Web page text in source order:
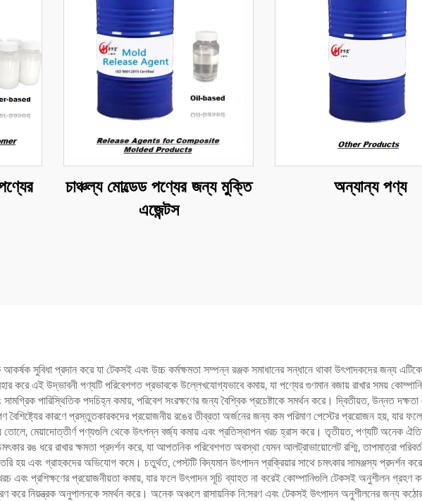
চাঞ্চল্য মোল্ডেড পণ্যের জন্য মুক্তি
এজেন্টস
অন্যান্য পণ্য
সুবিধা প্রদান করে যা টেকসই এবং উচ্চ কর্মক্ষমতা সম্পন্ন রঞ্জক সমাধানের সন্ধানে থাকা উৎপাদকদের জন্য
করে এই উদ্ভাবনী পণ্যটি পরিবেশগত প্রভাবকে উল্লেখযোগ্যভাবে কমায়, যা পণ্যের গুণমান বজায় রাখার সময়
সামগ্রিক পারিস্থিতিক পদচিহ্ন কমায়, পরিবেশ সংরক্ষণের জন্য বৈশ্বিক প্রচেষ্টাকে সমর্থন করে। দ্বিতীয়ত, উন্নত
বৈশিষ্ট্যের কারণে প্রস্তুতকারকদের প্রয়োজনীয় রঙের তীব্রতা অর্জনের জন্য কম পরিমাণ পেস্টের প্রয়োজন হয়,
মেয়াদোত্তীর্ণ পণ্যগুলি থেকে উৎপন্ন বর্জ্য কমায় এবং প্রতিস্থাপন খরচ হ্রাস করে। তৃতীয়ত, পণ্যটি অনেক
রঙ ধরে রাখার ক্ষমতা প্রদর্শন করে, যা আপতনিক পরিবেশগত অবস্থা যেমন আলট্রাভায়োলেট রশ্মি, তাপমাত্রা
হয় এবং গ্রাহকদের অভিযোগ কমে। চতুর্থত, পেস্টটি বিদ্যমান উৎপাদন প্রক্রিয়ার সাথে চমৎকার সামঞ্জস্য প্রদর্শন
এবং প্রশিক্ষণের প্রয়োজনীয়তা কমায়, যার ফলে উৎপাদন সূচি ব্যাহত না করেই কোম্পানিগুলি টেকসই অনুশীলন গ্রহণ
করে নিয়ন্ত্রক অনুপালনকে সমর্থন করে। অনেক অঞ্চলে রাসায়নিক নি:সরণ এবং টেকসই উৎপাদন অনুশীলনের জন্য কঠোর